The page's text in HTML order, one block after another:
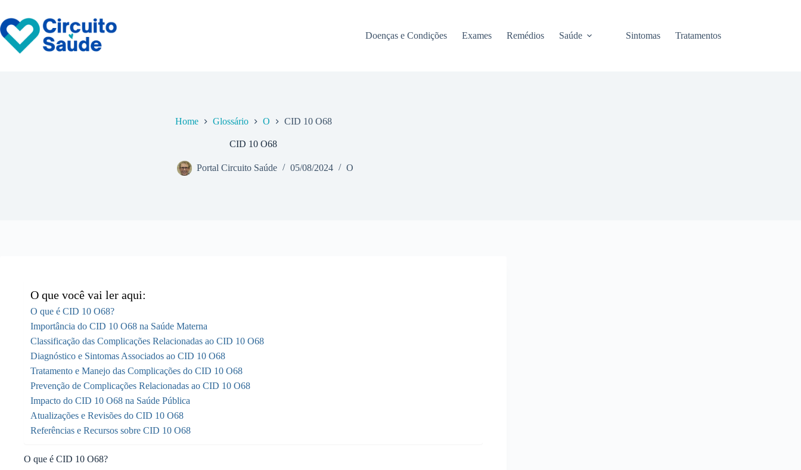
o
conteúdo
Doenças e Condições Exames Remédios Saúde Sintomas Tratamentos
Home Glossário O CID 10 O68
CID 10 O68
Portal Circuito Saúde 05/08/2024 O
O que você vai ler aqui:
O que é CID 10 O68?
Importância do CID 10 O68 na Saúde Materna
Classificação das Complicações Relacionadas ao CID 10 O68
Diagnóstico e Sintomas Associados ao CID 10 O68
Tratamento e Manejo das Complicações do CID 10 O68
Prevenção de Complicações Relacionadas ao CID 10 O68
Impacto do CID 10 O68 na Saúde Pública
Atualizações e Revisões do CID 10 O68
Referências e Recursos sobre CID 10 O68
O que é CID 10 O68?